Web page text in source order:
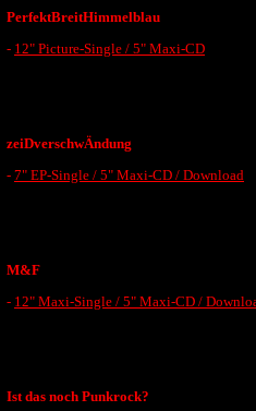
PerfektBreitHimmelblau
- 12" Picture-Single / 5" Maxi-CD
zeiDverschwÄndung
- 7" EP-Single / 5" Maxi-CD / Download
M&F
- 12" Maxi-Single / 5" Maxi-CD /
Ist das noch Punkrock?